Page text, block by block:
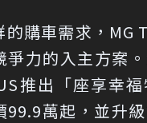
的購車需求，MG
爭力的入主方案
推出「座享幸福
99.9萬起，並升